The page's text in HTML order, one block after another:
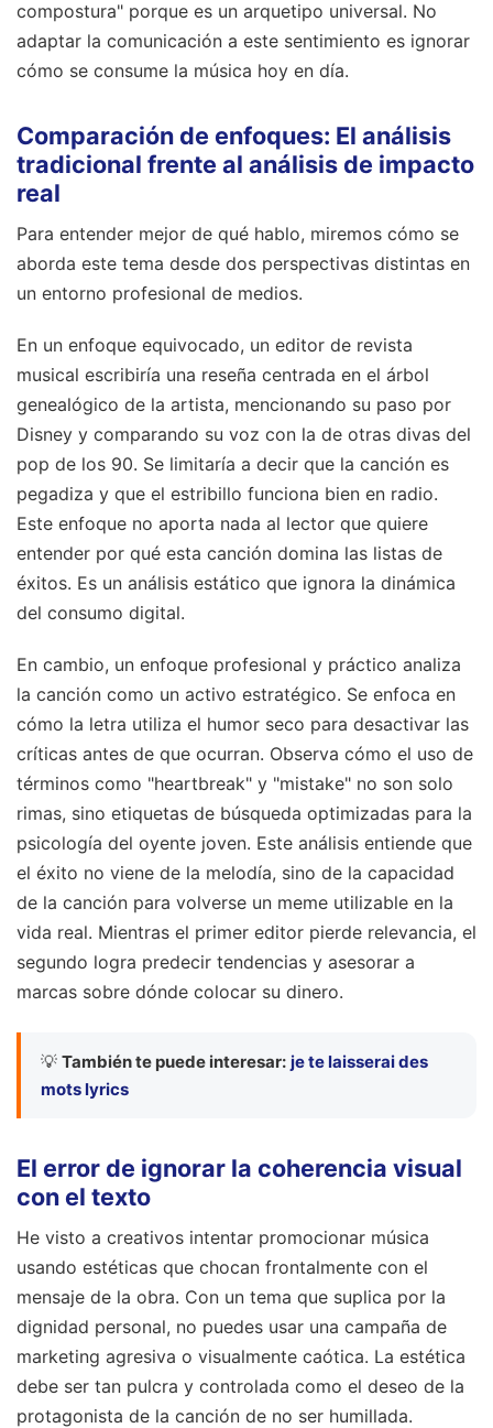
compostura" porque es un arquetipo universal. No
adaptar la comunicación a este sentimiento es ignorar
cómo se consume la música hoy en día.
Comparación de enfoques: El análisis
tradicional frente al análisis de impacto
real
Para entender mejor de qué hablo, miremos cómo se
aborda este tema desde dos perspectivas distintas en
un entorno profesional de medios.
En un enfoque equivocado, un editor de revista
musical escribiría una reseña centrada en el árbol
genealógico de la artista, mencionando su paso por
Disney y comparando su voz con la de otras divas del
pop de los 90. Se limitaría a decir que la canción es
pegadiza y que el estribillo funciona bien en radio.
Este enfoque no aporta nada al lector que quiere
entender por qué esta canción domina las listas de
éxitos. Es un análisis estático que ignora la dinámica
del consumo digital.
En cambio, un enfoque profesional y práctico analiza
la canción como un activo estratégico. Se enfoca en
cómo la letra utiliza el humor seco para desactivar las
críticas antes de que ocurran. Observa cómo el uso de
términos como "heartbreak" y "mistake" no son solo
rimas, sino etiquetas de búsqueda optimizadas para la
psicología del oyente joven. Este análisis entiende que
el éxito no viene de la melodía, sino de la capacidad
de la canción para volverse un meme utilizable en la
vida real. Mientras el primer editor pierde relevancia, el
segundo logra predecir tendencias y asesorar a
marcas sobre dónde colocar su dinero.
💡 También te puede interesar: je te laisserai des
mots lyrics
El error de ignorar la coherencia visual
con el texto
He visto a creativos intentar promocionar música
usando estéticas que chocan frontalmente con el
mensaje de la obra. Con un tema que suplica por la
dignidad personal, no puedes usar una campaña de
marketing agresiva o visualmente caótica. La estética
debe ser tan pulcra y controlada como el deseo de la
protagonista de la canción de no ser humillada.